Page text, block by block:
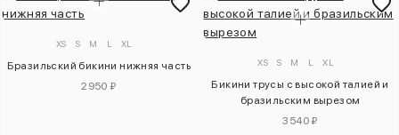
XS S M L XL
Бразильский бикини нижняя часть
2950 ₽
XS S M L XL
Бикини трусы с высокой талией и
бразильским вырезом
3540 ₽